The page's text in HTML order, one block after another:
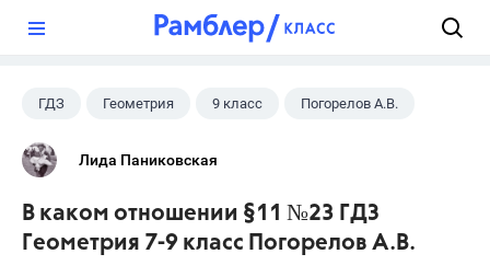
ГДЗ Геометрия 9 класс Погорелов А.В.
Лида Паниковская
В каком отношении §11 №23 ГДЗ
Геометрия 7-9 класс Погорелов А.В.